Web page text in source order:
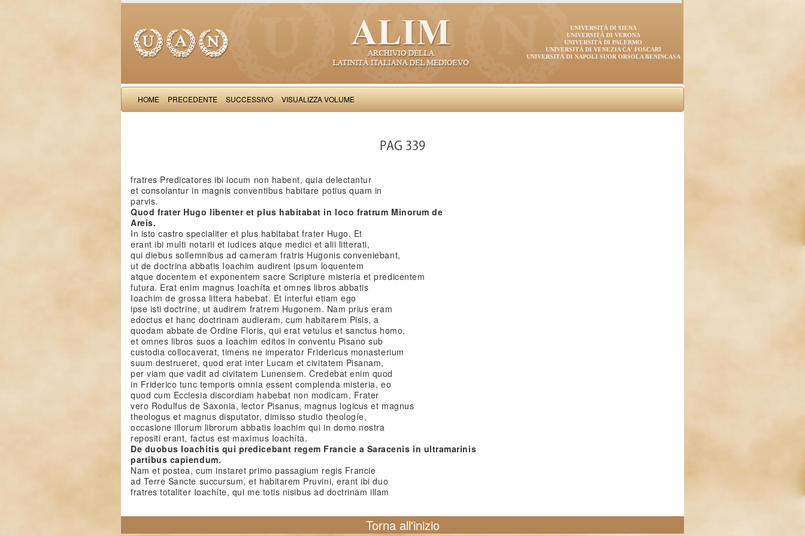
UNIVERSITÀ DI SIENA
UNIVERSITÀ DI VERONA
UNIVERSITÀ DI PALERMO
UNIVERSITÀ DI VENEZIA CA' FOSCARI
UNIVERSITÀ DI NAPOLI SUOR ORSOLA BENINCASA
HOME PRECEDENTE SUCCESSIVO VISUALIZZA VOLUME
PAG 339
fratres Predicatores ibi locum non habent, quia delectantur
et consolantur in magnis conventibus habitare potius quam in
parvis.
Quod frater Hugo libenter et plus habitabat in loco fratrum Minorum de
Areis.
In isto castro specialiter et plus habitabat frater Hugo. Et
erant ibi multi notarii et iudices atque medici et alii litterati,
qui diebus sollemnibus ad cameram fratris Hugonis conveniebant,
ut de doctrina abbatis Ioachim audirent ipsum loquentem
atque docentem et exponentem sacre Scripture misteria et predicentem
futura. Erat enim magnus Ioachíta et omnes libros abbatis
Ioachim de grossa littera habebat. Et interfui etiam ego
ipse isti doctrine, ut audirem fratrem Hugonem. Nam prius eram
edoctus et hanc doctrinam audieram, cum habitarem Pisis, a
quodam abbate de Ordine Floris, qui erat vetulus et sanctus homo,
et omnes libros suos a Ioachim editos in conventu Pisano sub
custodia collocaverat, timens ne imperator Fridericus monasterium
suum destrueret, quod erat inter Lucam et civitatem Pisanam,
per viam que vadit ad civitatem Lunensem. Credebat enim quod
in Friderico tunc temporis omnia essent complenda misteria, eo
quod cum Ecclesia discordiam habebat non modicam. Frater
vero Rodulfus de Saxonia, lector Pisanus, magnus logicus et magnus
theologus et magnus disputator, dimisso studio theologíe,
occasione illorum librorum abbatis Ioachim qui in domo nostra
repositi erant, factus est maximus Ioachíta.
De duobus Ioachitis qui predicebant regem Francie a Saracenis in ultramarinis
partibus capiendum.
Nam et postea, cum instaret primo passagium regis Francie
ad Terre Sancte succursum, et habitarem Pruvini, erant ibi duo
fratres totaliter Ioachíte, qui me totis nisibus ad doctrinam illam
Torna all'inizio